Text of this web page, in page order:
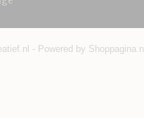
- Powered by Shoppagina.nl